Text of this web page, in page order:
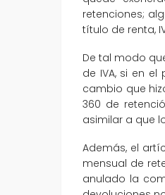
retenciones;
título de renta,
De tal modo
de IVA, si en
cambio que
360 de
asimilar a que
Además, el
mensual de
anulado la